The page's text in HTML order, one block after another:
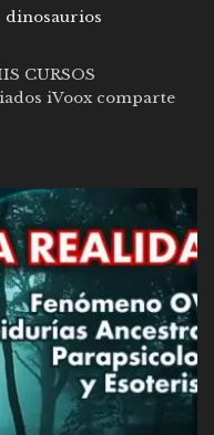
dinosaurios
CURSOS
iVoox comparte